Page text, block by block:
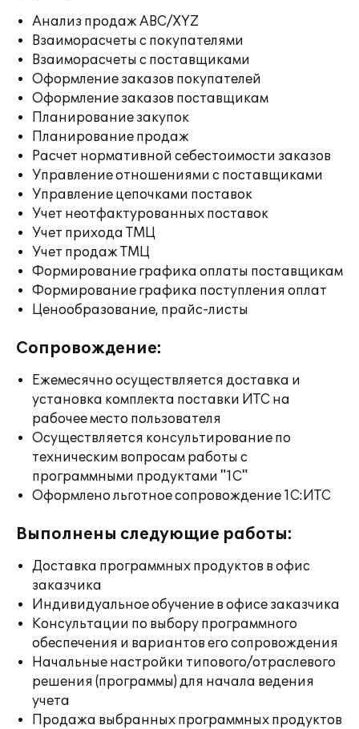
Анализ продаж ABC/XYZ
Взаиморасчеты с покупателями
Взаиморасчеты с поставщиками
Оформление заказов покупателей
Оформление заказов поставщикам
Планирование закупок
Планирование продаж
Расчет нормативной себестоимости заказов
Управление отношениями с поставщиками
Управление цепочками поставок
Учет неотфактурованных поставок
Учет прихода ТМЦ
Учет продаж ТМЦ
Формирование графика оплаты поставщикам
Формирование графика поступления оплат
Ценообразование, прайс-листы
Сопровождение:
Ежемесячно осуществляется доставка и
установка комплекта поставки ИТС на
рабочее место пользователя
Осуществляется консультирование по
техническим вопросам работы с
программными продуктами "1С"
Оформлено льготное сопровождение 1С:ИТС
Выполнены следующие работы:
Доставка программных продуктов в офис
заказчика
Индивидуальное обучение в офисе заказчика
Консультации по выбору программного
обеспечения и вариантов его сопровождения
Начальные настройки типового/отраслевого
решения (программы) для начала ведения
учета
Продажа выбранных программных продуктов